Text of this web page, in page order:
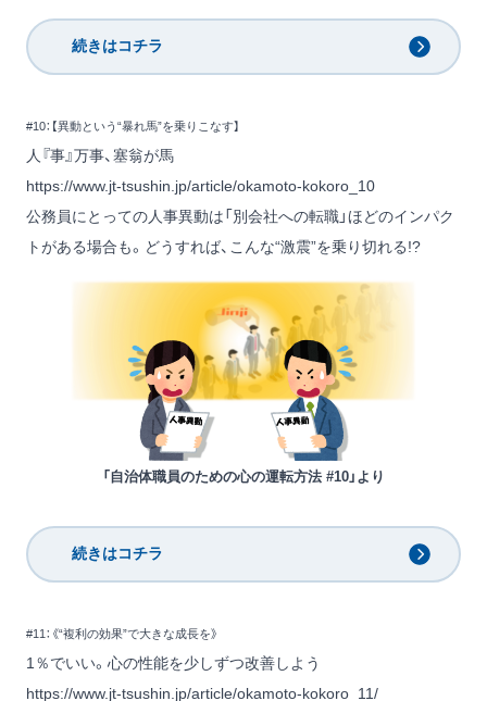
続きはコチラ
#10：【異動という“暴れ馬”を乗りこなす】
人『事』万事、塞翁が馬
https://www.jt-tsushin.jp/article/okamoto-kokoro_10
公務員にとっての人事異動は「別会社への転職」ほどのインパク
トがある場合も。どうすれば、こんな“激震”を乗り切れる!?
「自治体職員のための心の運転方法 #10」より
続きはコチラ
#11：《“複利の効果”で大きな成長を》
1％でいい。心の性能を少しずつ改善しよう
https://www.jt-tsushin.jp/article/okamoto-kokoro_11/